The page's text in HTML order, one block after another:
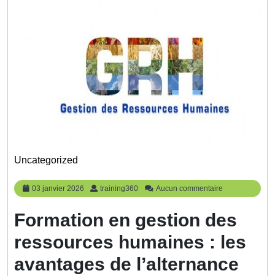
Uncategorized
03 janvier 2026
03
janvier
training360 training360
Aucun commentaire
Formation en gestion des
ressources humaines : les
avantages de l’alternance